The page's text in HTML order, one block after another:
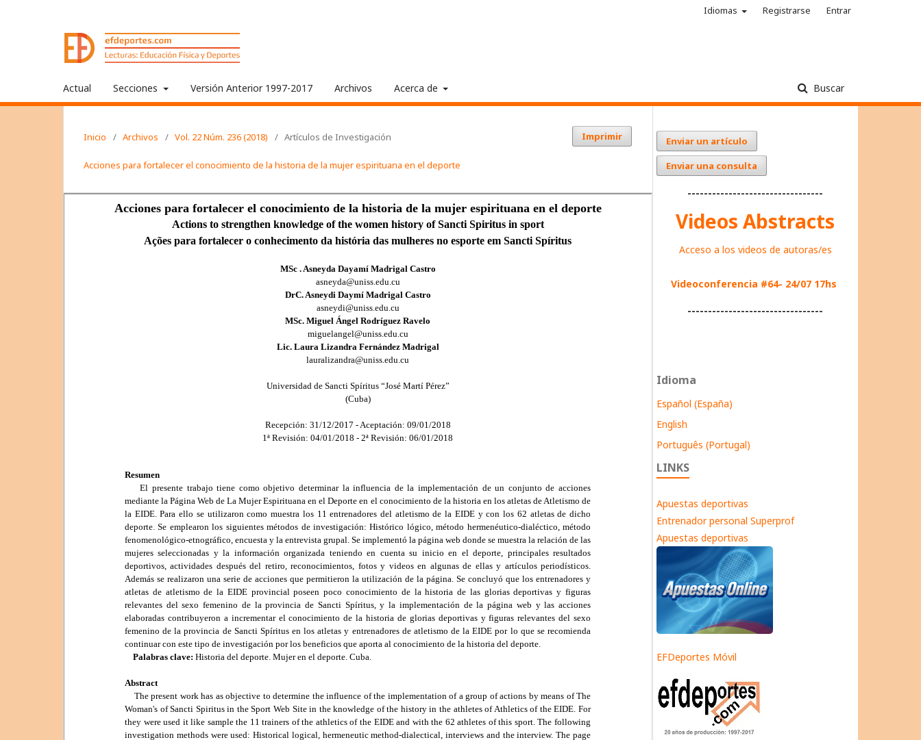
Actual Secciones Versión Anterior 1997-2017 Archivos Acerca de Buscar
Idiomas Registrarse Entrar
Inicio / Archivos / Vol. 22 Núm. 236 (2018) / Artículos de Investigación Imprimir
Acciones para fortalecer el conocimiento de la historia de la mujer espirituana en el deporte
Enviar un artículo
Enviar una consulta
---------------------------------
Videos Abstracts
Acceso a los videos de autoras/es
Videoconferencia #64- 24/07 17hs
---------------------------------
Idioma
Español (España)
English
Português (Portugal)
LINKS
Apuestas deportivas
Entrenador personal Superprof
Apuestas deportivas
EFDeportes Móvil